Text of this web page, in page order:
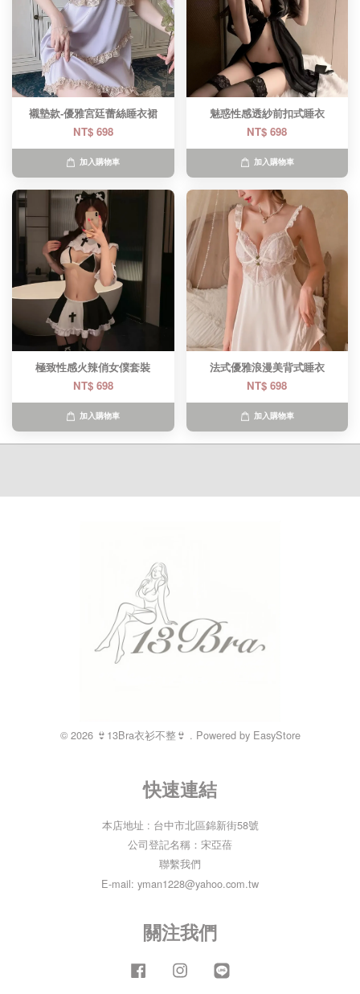
襯墊款-優雅宮廷蕾絲睡衣裙
NT$ 698
加入購物車
魅惑性感透紗前扣式睡衣
NT$ 698
加入購物車
極致性感火辣俏女僕套裝
NT$ 698
加入購物車
法式優雅浪漫美背式睡衣
NT$ 698
加入購物車
© 2026 👙13Bra衣衫不整👙 . Powered by EasyStore
快速連結
本店地址 : 台中市北區錦新街58號
公司登記名稱：宋亞蓓
聯繫我們
E-mail: yman1228@yahoo.com.tw
關注我們
Facebook Instagram